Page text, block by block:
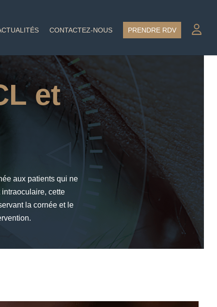
CONTACTEZ-NOUS PRENDRE RDV
et
aux patients qui ne
intraoculaire, cette
la cornée et le